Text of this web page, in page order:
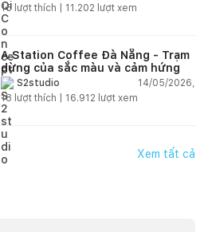
15 lượt thích | 11.202 lượt xem
A Station Coffee Đà Nẵng - Trạm
dừng của sắc màu và cảm hứng
S2studio
14/05/2026,
18 lượt thích | 16.912 lượt xem
Xem tất cả